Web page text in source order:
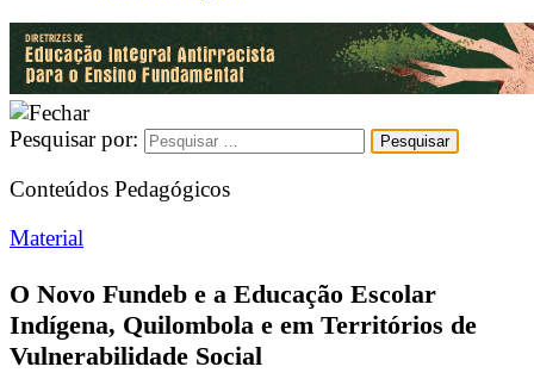
Pesquisar por:
Conteúdos Pedagógicos
Material
O Novo Fundeb e a Educação Escolar
Indígena, Quilombola e em Territórios de
Vulnerabilidade Social